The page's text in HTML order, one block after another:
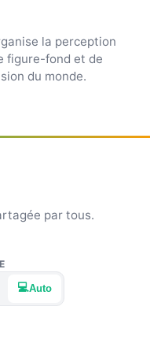
la perception
figure-fond et de
du monde.
par tous.
💻Auto